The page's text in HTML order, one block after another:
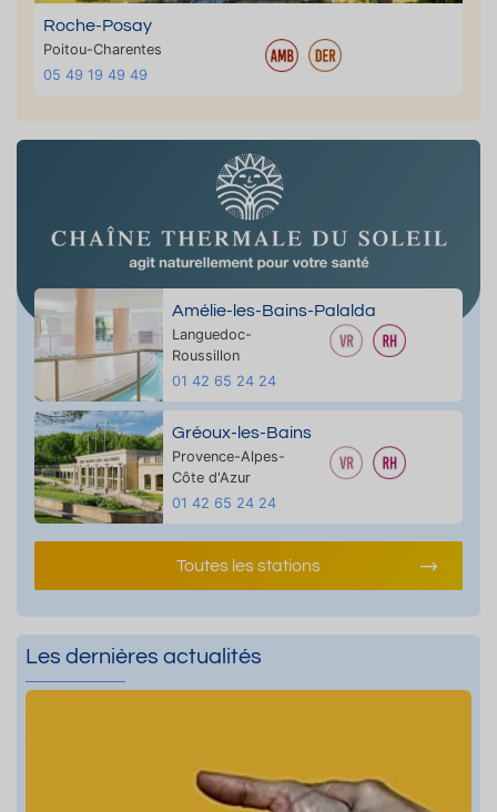
Roche-Posay
Poitou-Charentes
05 49 19 49 49
Amélie-les-Bains-Palalda
Languedoc-
Roussillon
01 42 65 24 24
Gréoux-les-Bains
Provence-Alpes-
Côte d'Azur
01 42 65 24 24
Toutes les stations
Les dernières actualités